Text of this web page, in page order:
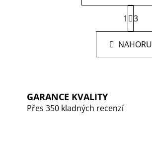
O
v
l
á
S
t
r
n
k
1 3
NAHORU
GARANCE KVALITY
Přes 350 kladných recenzí